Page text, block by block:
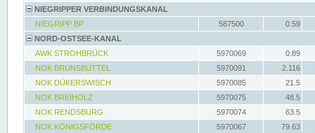
NIEGRIPPER VERBINDUNGSKANAL
NIEGRIPP BP
587500
0.59
NORD-OSTSEE-KANAL
AWK STROHBRÜCK
5970069
0.89
NOK BRUNSBÜTTEL
5970091
2.116
NOK DÜKERSWISCH
5970085
21.5
NOK BREIHOLZ
5970075
48.5
NOK RENDSBURG
5970074
63.5
NOK KÖNIGSFÖRDE
5970067
79.63